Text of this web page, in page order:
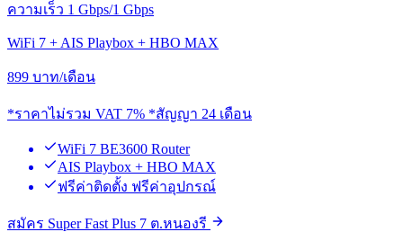
ความเร็ว 1 Gbps/1 Gbps
WiFi 7 + AIS Playbox + HBO MAX
899 บาท/เดือน
*ราคาไม่รวม VAT 7% *สัญญา 24 เดือน
WiFi 7 BE3600 Router
AIS Playbox + HBO MAX
ฟรีค่าติดตั้ง ฟรีค่าอุปกรณ์
สมัคร Super Fast Plus 7 ต.หนองรี